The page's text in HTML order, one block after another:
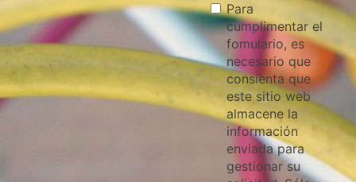
Para
cumplimentar el
fomulario, es
necesario que
consienta que
este sitio web
almacene la
información
enviada para
gestionar su